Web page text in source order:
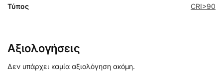
Τύπος CRI>90
Αξιολογήσεις
Δεν υπάρχει καμία αξιολόγηση ακόμη.